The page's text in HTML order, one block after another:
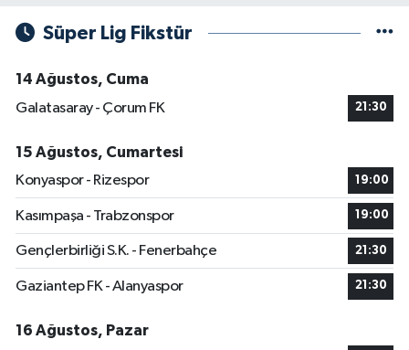
Süper Lig Fikstür
14 Ağustos, Cuma
Galatasaray - Çorum FK
21:30
15 Ağustos, Cumartesi
Konyaspor - Rizespor
19:00
Kasımpaşa - Trabzonspor 19:00
Gençlerbirliği S.K. - Fenerbahçe 21:30
Gaziantep FK - Alanyaspor 21:30
16 Ağustos, Pazar